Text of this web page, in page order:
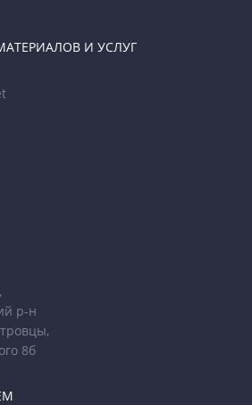
И УСЛУГ
р-н
8б